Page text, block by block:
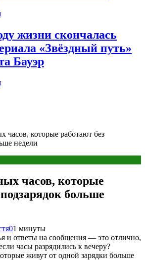
жизни скончалась
«Звёздный путь»
Бауэр
часов, которые работают без
недели
часов, которые
больше
01 минуты
и ответы на сообщения — это отлично,
часы разрядились к вечеру?
живут от одной зарядки больше